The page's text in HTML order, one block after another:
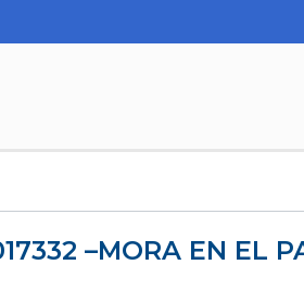
–MORA EN EL